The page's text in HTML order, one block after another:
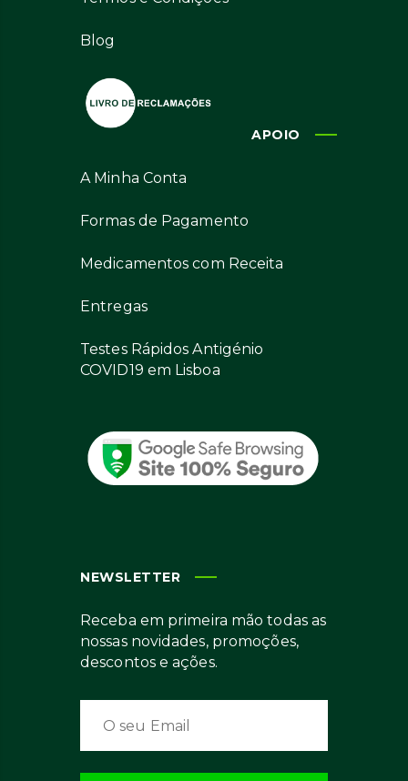
Blog
APOIO
A Minha Conta
Formas de Pagamento
Medicamentos com Receita
Entregas
Testes Rápidos Antigénio
COVID19 em Lisboa
NEWSLETTER
Receba em primeira mão todas as
nossas novidades, promoções,
descontos e ações.